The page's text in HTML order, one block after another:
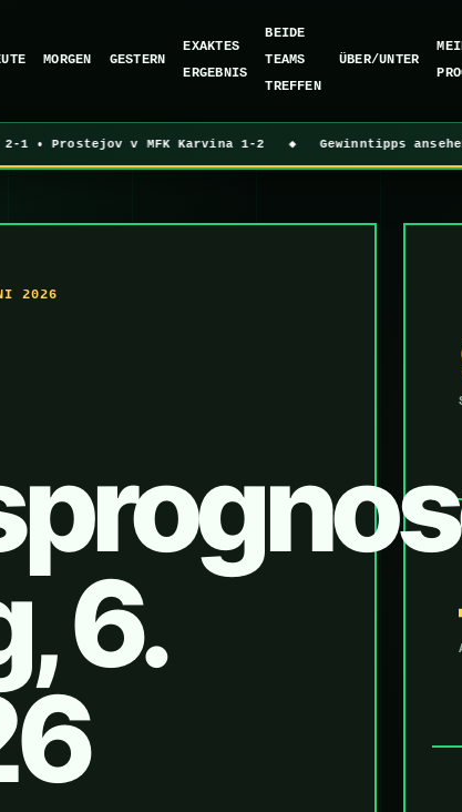
MORGEN GESTERN
EXAKTES
ERGEBNIS
BEIDE
TEAMS
TREFFEN
ÜBER/UNTER
v MFK Karvina 1-2 ◆ Gewinntipps ansehen ↗
2026
6.